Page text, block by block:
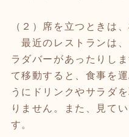
（２）席を立つときは
最近のレストランは、
ラダバーがあったりし
て移動すると、食事を
うにドリンクやサラダ
りません。また、見て
す。